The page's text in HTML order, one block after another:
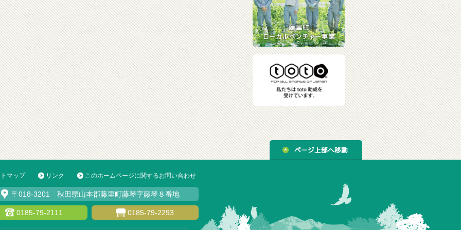
マップ リンク このホームページに関するお問い合わせ
〒018-3201 秋田県山本郡藤里町藤琴字藤琴８番地
0185-79-2111 0185-79-2293